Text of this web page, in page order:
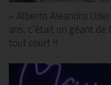
« Alberto Aleandro
ans, c’était un géant
tout court !!